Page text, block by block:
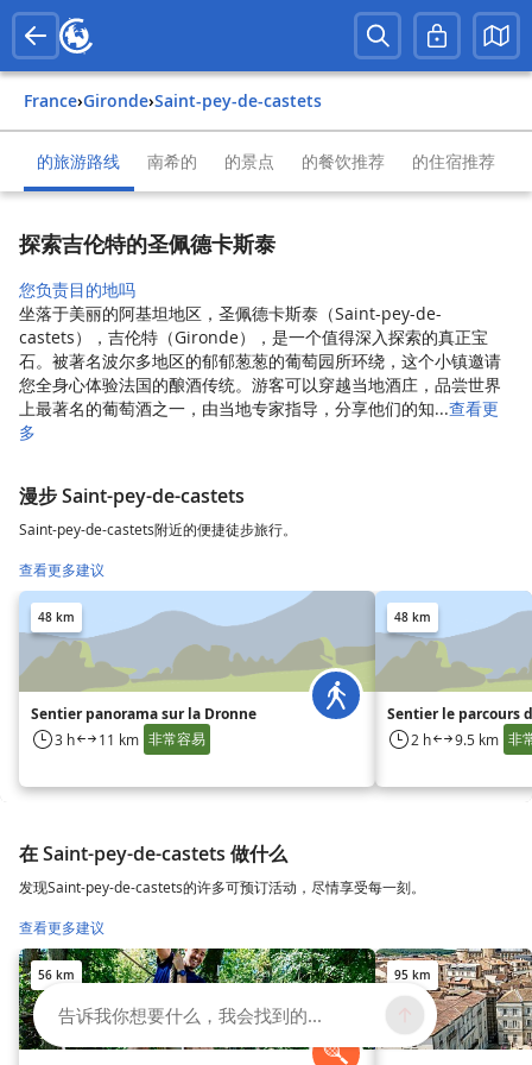
France› Gironde› Saint-pey-de-castets
的旅游路线 南希的 的景点 的餐饮推荐 的住宿推荐
探索吉伦特的圣佩德卡斯泰
您负责目的地吗
坐落于美丽的阿基坦地区，圣佩德卡斯泰（Saint-pey-de-
castets），吉伦特（Gironde），是一个值得深入探索的真正宝
石。被著名波尔多地区的郁郁葱葱的葡萄园所环绕，这个小镇邀请
您全身心体验法国的酿酒传统。游客可以穿越当地酒庄，品尝世界
上最著名的葡萄酒之一，由当地专家指导，分享他们的知...查看更
多
漫步 Saint-pey-de-castets
Saint-pey-de-castets附近的便捷徒步旅行。
查看更多建议
48 km
Sentier panorama sur la Dronne
3 h 11 km 非常容易
48 km
Sentier le parcours
2 h 9.5 km 非
在 Saint-pey-de-castets 做什么
发现Saint-pey-de-castets的许多可预订活动，尽情享受每一刻。
查看更多建议
56 km 95 km
告诉我你想要什么，我会找到的...